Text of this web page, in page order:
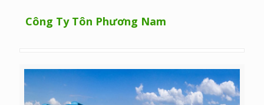
Công Ty Tôn Phương Nam